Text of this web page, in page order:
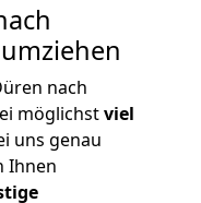
nach
möglichstviel
uns genau
Ihnen